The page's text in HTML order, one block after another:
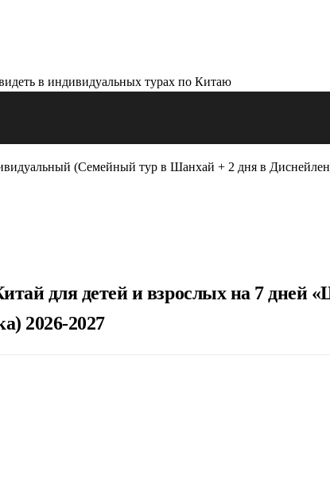
(Семейный тур в Шанхай + 2 дня в
для детей и взрослых на 7 дней
2026-2027